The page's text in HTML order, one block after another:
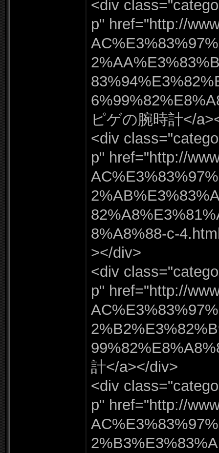
<div class="
p" href="http://
AC%E3%83%97%
2%AA%E3%83%
83%94%E3%82%
6%99%82%E8%
ピゲの腕時計</
<div class="
p" href="http://
AC%E3%83%97%
2%AB%E3%83%
82%A8%E3%81%
8%A8%88-c-4.
></div>
<div class="
p" href="http://
AC%E3%83%97%
2%B2%E3%82%
99%82%E8%A8%
計</a></div>
<div class="
p" href="http://
AC%E3%83%97%
2%B3%E3%83%